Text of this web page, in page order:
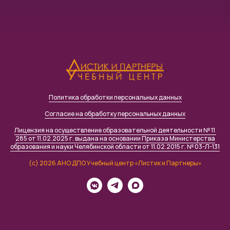
Политика обработки персональных данных
Согласие на обработку персональных данных
Лицензия на осуществление образовательной деятельности № 11
285 от 11.02.2025 г. выдана на основании Приказа Министерства
образования и науки Челябинской области от 11.02.2015 г. № 03-Л-131
(c) 2026 АНО ДПО Учебный центр «Листик и Партнеры»